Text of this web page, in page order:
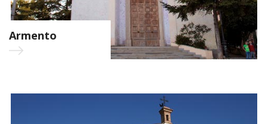
Armento